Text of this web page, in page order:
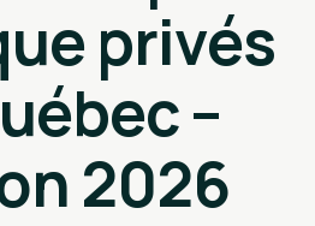
privés
–
2026